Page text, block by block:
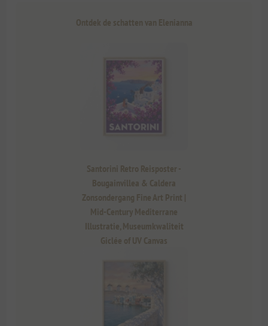
Ontdek de schatten van Elenianna
Santorini Retro Reisposter -
Bougainvillea & Caldera
Zonsondergang Fine Art Print |
Mid-Century Mediterrane
Illustratie, Museumkwaliteit
Giclée of UV Canvas